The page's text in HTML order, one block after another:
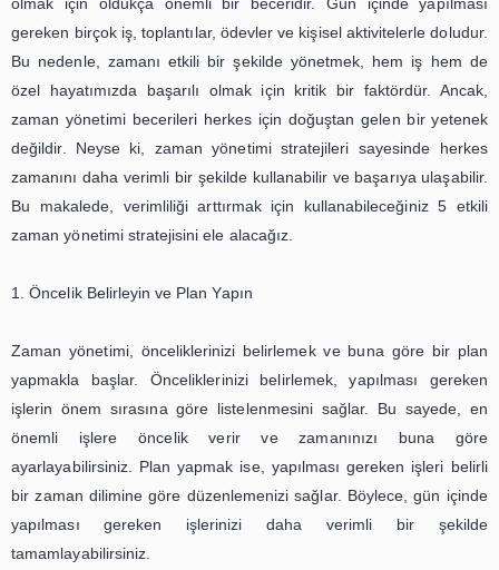
Zaman Yönetimi Stratejileri:
Arttırmak İçin 5 Etkili Yol
Zaman yönetimi, günümüzün hızlı tempolu
olmak için oldukça önemli bir beceridir. Gün içinde
gereken birçok iş, toplantılar, ödevler ve kişisel
Bu nedenle, zamanı etkili bir şekilde yönetmek, hem
zaman yönetimi becerileri herkes için doğuştan gelen
zamanını daha verimli bir şekilde kullanabilir ve başarıya
Bu makalede, verimliliği arttırmak için
zaman yönetimi stratejisini ele alacağız.
1. Öncelik Belirleyin ve Plan Yapın